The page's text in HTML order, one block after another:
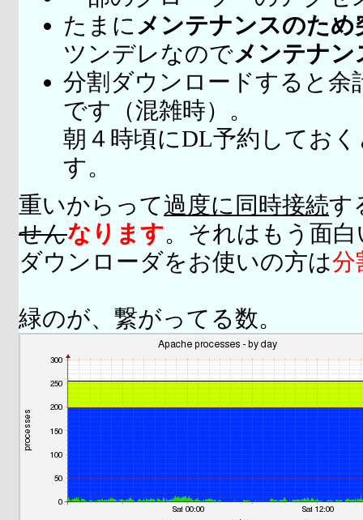
たまに メンテナンスのため
ツンデレなのでメンテナ
分割ダウンロードすると余
です（混雑時）。
朝４時頃にDL予約してお
す。
重いからって過度に同時接続す
せんなります。それはもう面
ダウンローダをお使いの方は分
緑のが、繋がってる数。